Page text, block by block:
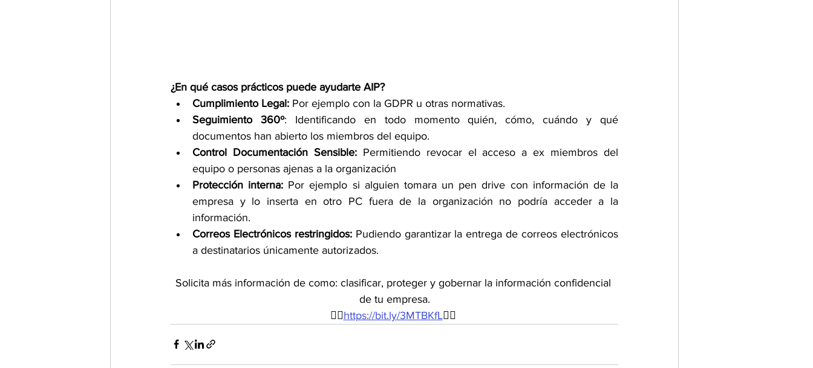
¿En qué casos prácticos puede ayudarte AIP?
Cumplimiento Legal: Por ejemplo con la GDPR u otras normativas.
Seguimiento 360º: Identificando en todo momento quién, cómo, cuándo y qué
documentos han abierto los miembros del equipo.
Control Documentación Sensible: Permitiendo revocar el acceso a ex miembros del
equipo o personas ajenas a la organización
Protección interna: Por ejemplo si alguien tomara un pen drive con información de la
empresa y lo inserta en otro PC fuera de la organización no podría acceder a la
información.
Correos Electrónicos restringidos: Pudiendo garantizar la entrega de correos electrónicos
a destinatarios únicamente autorizados.
Solicita más información de como: clasificar, proteger y gobernar la información confidencial
de tu empresa.
👉🏼https://bit.ly/3MTBKfL👈🏼